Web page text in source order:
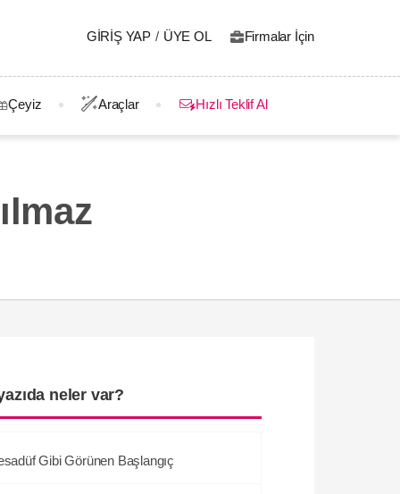
GIRIŞ YAP / ÜYE OL Firmalar İçin
Çeyiz Araçlar Hızlı Teklif Al
neler var?
Gibi Görünen Başlangıç